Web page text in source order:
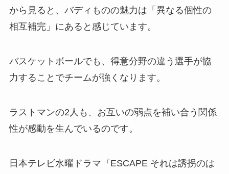
から見ると、バディものの魅力は「異なる個性の
相互補完」にあると感じています。
バスケットボールでも、得意分野の違う選手が協
力することでチームが強くなります。
ラストマンの2人も、お互いの弱点を補い合う関係
性が感動を生んでいるのです。
日本テレビ水曜ドラマ『ESCAPE それは誘拐のは